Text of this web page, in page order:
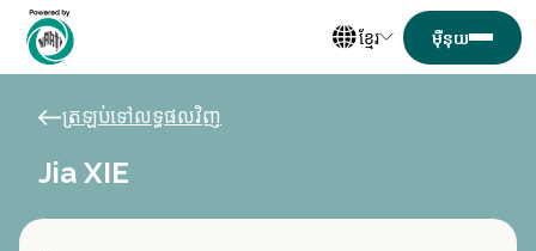
ខ្មែរ
ត្រឡប់ទៅលទ្ធផលវិញ
Jia XIE